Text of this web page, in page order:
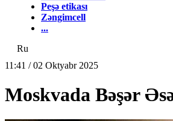
Peşə etikası
Zəngimcell
...
Ru
11:41 / 02 Oktyabr 2025
Moskvada Bəşər